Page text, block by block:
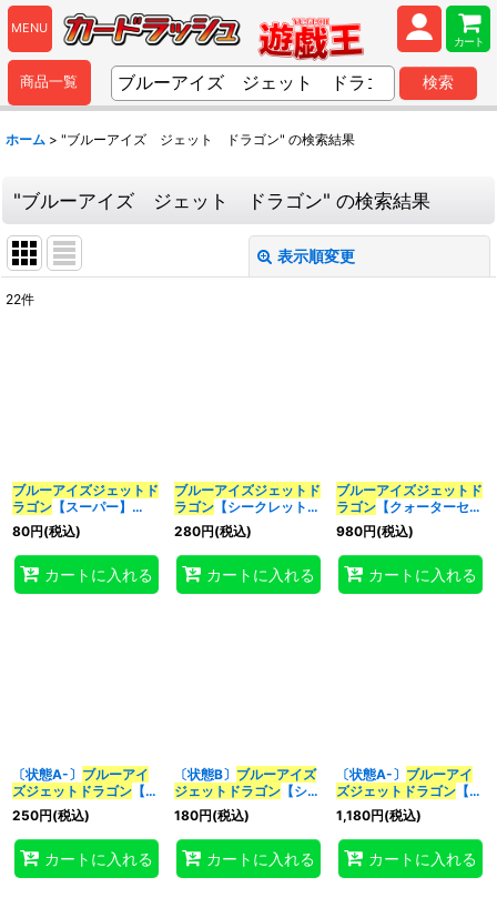
MENU
カート
商品一覧 検索
ホーム > "ブルーアイズ ジェット ドラゴン" の検索結果
"ブルーアイズ ジェット ドラゴン" の検索結果
表示順変更
カテゴリ:
特集:
22件
ブルーアイズジェット ド
ラゴン 【スーパー】
{QCDB-JP028}《モン
スター》
80円(税込)
カートに入れる
ブルーアイズジェット ド
ラゴン【シークレット】
{QCDB-JP028}《モン
スター》
280円(税込)
カートに入れる
ブルーアイズジェット ド
ラゴン【クォーターセン
チュリーシークレット】
{QCDB-JP028}《モン
スター》
980円(税込)
カートに入れる
〔状態A-〕 ブルーアイ
ズジェット ドラゴン 【シ
ークレット】{QCDB-
JP028}《モンスター》
250円(税込)
カートに入れる
〔状態B〕 ブルーアイズ
ジェット ドラゴン【シー
クレット】{QCDB-
JP028}《モンスター》
180円(税込)
カートに入れる
〔状態A-〕 ブルーアイ
ズジェット ドラゴン【プ
リズマティックシークレ
ット】{BACH-JP004}
《モンスター》
1,180円(税込)
カートに入れる